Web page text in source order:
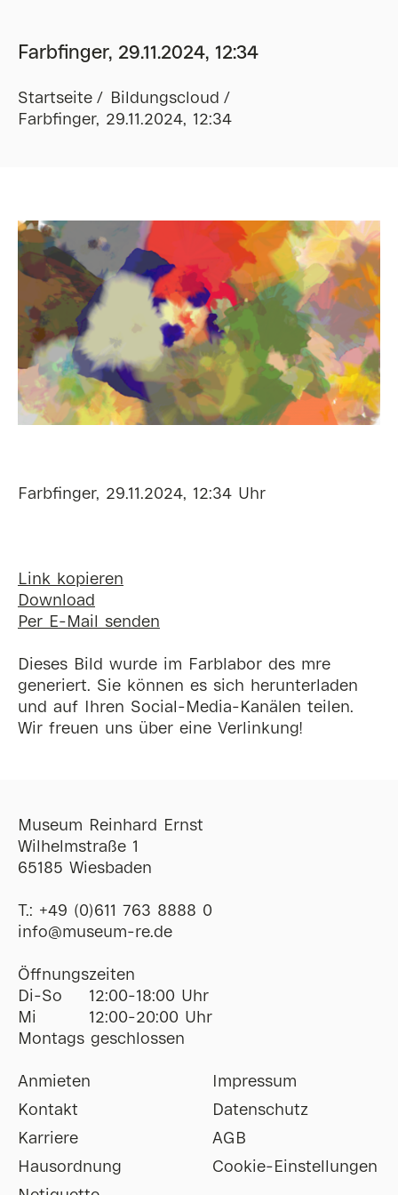
Farbfinger, 29.11.2024, 12:34
Startseite
Bildungscloud
Farbfinger, 29.11.2024, 12:34
Farbfinger, 29.11.2024, 12:34 Uhr
Link kopieren
Download
Per E-Mail senden
Dieses Bild wurde im Farblabor des mre
generiert. Sie können es sich herunterladen
und auf Ihren Social-Media-Kanälen teilen.
Wir freuen uns über eine Verlinkung!
Museum Reinhard Ernst
Wilhelmstraße 1
65185 Wiesbaden
T.: +49 (0)611 763 8888 0
ofni@museum-re de
Öffnungszeiten
Di-So
12:00-18:00 Uhr
Mi
12:00-20:00 Uhr
Montags geschlossen
Anmieten
Kontakt
Karriere
Hausordnung
Impressum
Datenschutz
AGB
Cookie-Einstellungen